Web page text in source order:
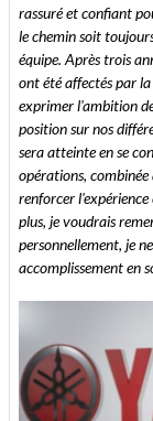
rassuré et confiant
le chemin soit
équipe. Après trois
ont été affectés par la
exprimer l'ambition
position sur nos
sera atteinte en se
opérations,
renforcer
plus, je voudrais
personnellement, je
accomplissement en